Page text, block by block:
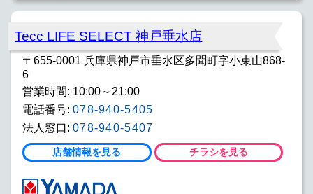
Tecc LIFE SELECT 神戸垂水店
〒655-0001 兵庫県神戸市垂水区多聞町字小束山868-
6
営業時間: 10:00～21:00
電話番号: 078-940-5405
法人窓口: 078-940-5407
店舗情報を見る チラシを見る